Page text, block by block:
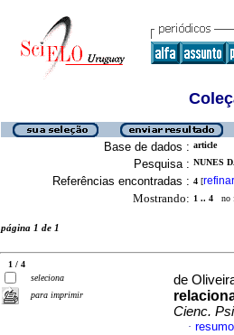
Base de dados : article
Pesquisa : NUNES
Referências encontradas : 4 [refinar
Mostrando: 1 .. 4 no
página 1 de 1
1 / 4
seleciona
para imprimir
de
Cienc.
·